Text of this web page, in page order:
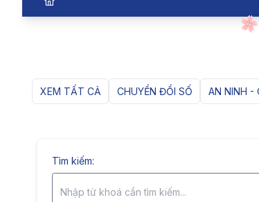
XEM TẤT CẢ CHUYỂN ĐỔI SỐ AN NINH -
Tìm kiếm: